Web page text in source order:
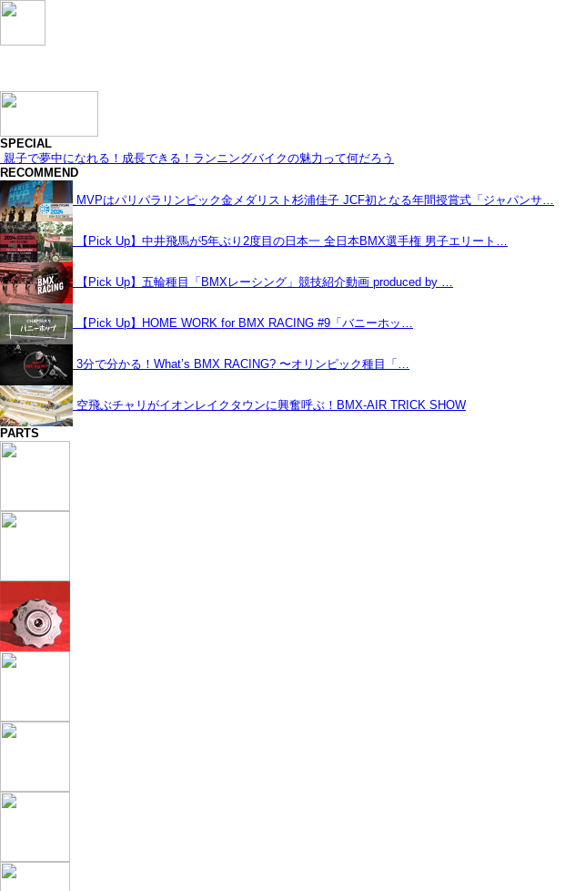
SPECIAL
親子で夢中になれる！成長できる！ランニングバイクの魅力って何だろう
RECOMMEND
MVPはパリパラリンピック金メダリスト杉浦佳子 JCF初となる年間授賞式「ジャパンサ…
【Pick Up】中井飛馬が5年ぶり2度目の日本一 全日本BMX選手権 男子エリート…
【Pick Up】五輪種目「BMXレーシング」競技紹介動画 produced by …
【Pick Up】HOME WORK for BMX RACING #9「バニーホッ…
3分で分かる！What’s BMX RACING? 〜オリンピック種目「…
空飛ぶチャリがイオンレイクタウンに興奮呼ぶ！BMX-AIR TRICK SHOW
PARTS